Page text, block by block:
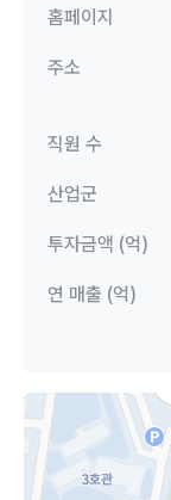
홈페이지
주소
직원 수
산업군
투자금액 (억)
연 매출 (억)